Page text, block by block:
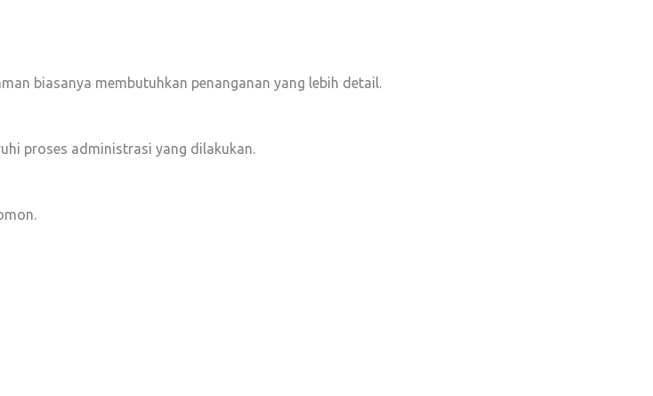
biasanya membutuhkan penanganan yang lebih detail.
proses administrasi yang dilakukan.